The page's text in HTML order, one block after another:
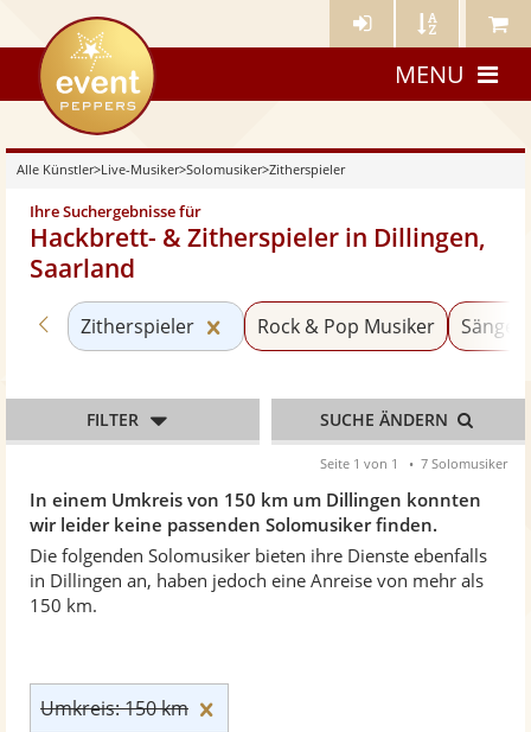
Künstler- Künstler Meine
eventpeppers
MENU
Alle Künstler>Live-Musiker>Solomusiker>Zitherspieler
Ihre Suchergebnisse für
Hackbrett- & Zitherspieler in Dillingen,
Saarland
In einem Umkreis von 150 km um Dillingen konnten
wir leider keine passenden Solomusiker finden.
Die folgenden Solomusiker bieten ihre Dienste ebenfalls
in Dillingen an, haben jedoch eine Anreise von mehr als
150 km.
Zurück zu «Solomusiker»
Zitherspieler Kategorie «Zitherspieler»
Rock & Pop Musiker
Umkreis: 150 km
FILTER SUCHE ÄNDERN
Seite 1 von 1 7 Solomusiker